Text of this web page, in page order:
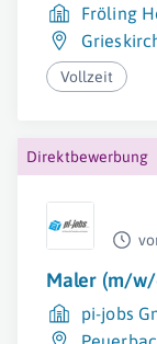
Fröling
Vollzeit
Direktbewerbung
Maler (m/
pi-jobs